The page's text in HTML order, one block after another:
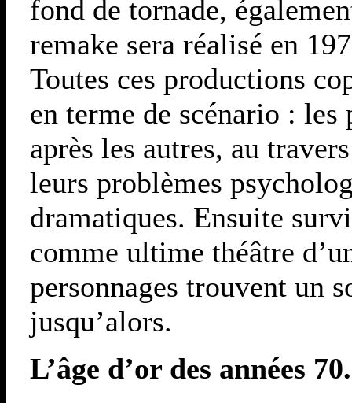
fond de tornade,
remake sera réalisé en
Toutes ces productions
en terme de scénario : les
après les autres, au
leurs problèmes
dramatiques. Ensuite
comme ultime théâtre
personnages trouvent un
jusqu’alors.
L’âge d’or des années 70.